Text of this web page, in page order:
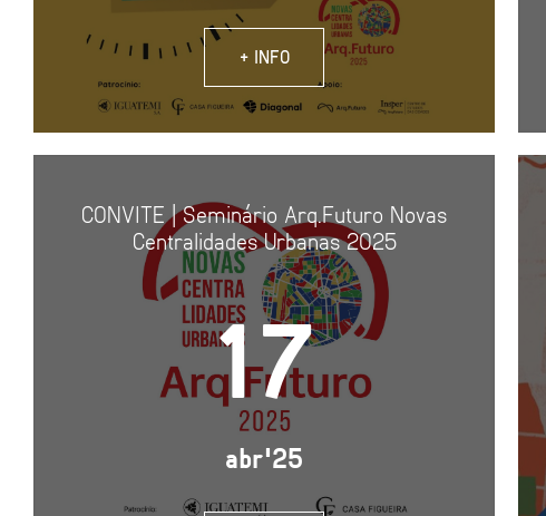
+ INFO
CONVITE | Seminário Arq.Futuro Novas
Centralidades Urbanas 2025
17
abr'25